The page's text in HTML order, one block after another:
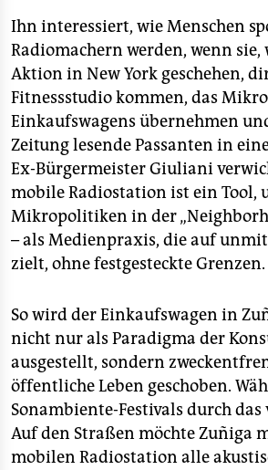
Ihn interessiert, wie Menschen
Radiomachern werden, wenn
Aktion in New York geschehen,
Fitnessstudio kommen, das
Einkaufswagens übernehmen
Zeitung lesende Passanten in
Ex-Bürgermeister Giuliani
mobile Radiostation ist ein Tool,
Mikropolitiken in der
– als Medienpraxis, die auf
zielt, ohne festgesteckte Grenzen.
So wird der Einkaufswagen in
nicht nur als Paradigma der
ausgestellt, sondern
öffentliche Leben geschoben.
Sonambiente-Festivals durch
Auf den Straßen möchte Zuñiga
mobilen Radiostation alle